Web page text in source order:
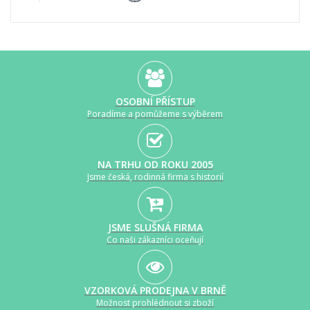
OSOBNÍ PŘÍSTUP
Poradíme a pomůžeme s výběrem
NA TRHU OD ROKU 2005
Jsme česká, rodinná firma s historií
JSME SLUŠNÁ FIRMA
Co naši zákazníci oceňují
VZORKOVÁ PRODEJNA V BRNĚ
Možnost prohlédnout si zboží